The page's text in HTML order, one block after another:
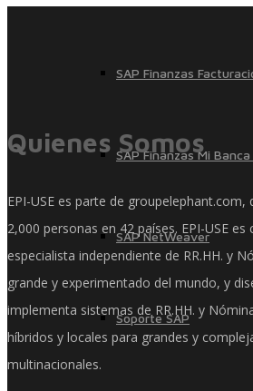
SAP Finanzas
SAP Finanzas Mi
SAP NetWeaver
Soporte SAP
Quienes Somos
EPI-USE es parte de groupelephant.com,
2,000 personas en 42 países. EPI-USE
especialista independiente de RR.HH. y
grande y experimentado del mundo, y
implementa sistemas de RR.HH. y
híbridos y locales para grandes y
multinacionales.